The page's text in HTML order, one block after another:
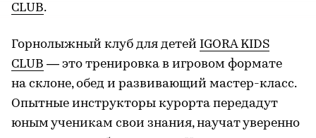
CLUB.
Горнолыжный клуб для детей IGORA KIDS
CLUB — это тренировка в игровом формате
на склоне, обед и развивающий мастер-класс.
Опытные инструкторы курорта передадут
юным ученикам свои знания, научат уверенно